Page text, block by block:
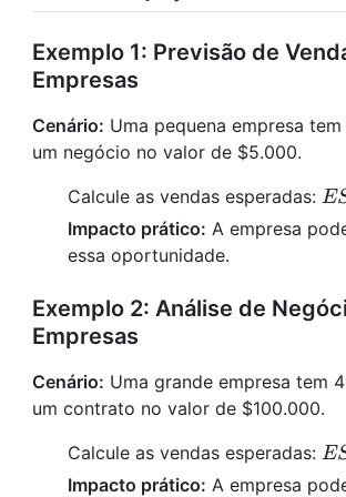
Exemplo 1: Previsão de
Empresas
Cenário: Uma pequena empresa
um negócio no valor de $5.000.
Calcule as vendas esperadas:
Impacto prático: A empresa
essa oportunidade.
Exemplo 2: Análise de
Empresas
Cenário: Uma grande empresa tem
um contrato no valor de $100.000.
Calcule as vendas esperadas:
Impacto prático: A empresa